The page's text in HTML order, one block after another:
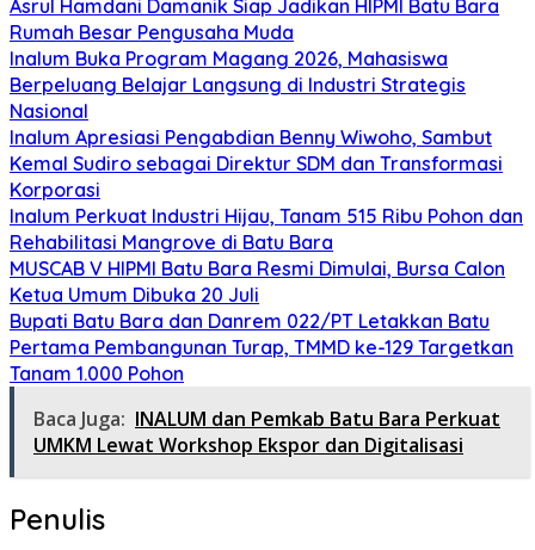
Asrul Hamdani Damanik Siap Jadikan HIPMI Batu Bara
Rumah Besar Pengusaha Muda
Inalum Buka Program Magang 2026, Mahasiswa
Berpeluang Belajar Langsung di Industri Strategis
Nasional
Inalum Apresiasi Pengabdian Benny Wiwoho, Sambut
Kemal Sudiro sebagai Direktur SDM dan Transformasi
Korporasi
Inalum Perkuat Industri Hijau, Tanam 515 Ribu Pohon dan
Rehabilitasi Mangrove di Batu Bara
MUSCAB V HIPMI Batu Bara Resmi Dimulai, Bursa Calon
Ketua Umum Dibuka 20 Juli
Bupati Batu Bara dan Danrem 022/PT Letakkan Batu
Pertama Pembangunan Turap, TMMD ke-129 Targetkan
Tanam 1.000 Pohon
Baca Juga: INALUM dan Pemkab Batu Bara Perkuat
UMKM Lewat Workshop Ekspor dan Digitalisasi
Penulis